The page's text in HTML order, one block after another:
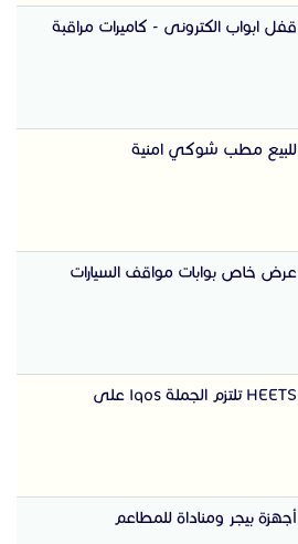
قفل ابواب الكترونى - كاميرات مراقبة
للبيع مطب شوكي امنية
عرض خاص بوابات مواقف السيارات
HEETS تلتزم الجملة Iqos على
أجهزة بيجر ومناداة للمطاعم